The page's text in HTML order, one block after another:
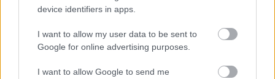
device identifiers in apps.
I want to allow my user data to be sent to
Google for online advertising purposes.
I want to allow Google to send me